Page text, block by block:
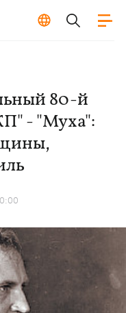
80-й
- "Муха":